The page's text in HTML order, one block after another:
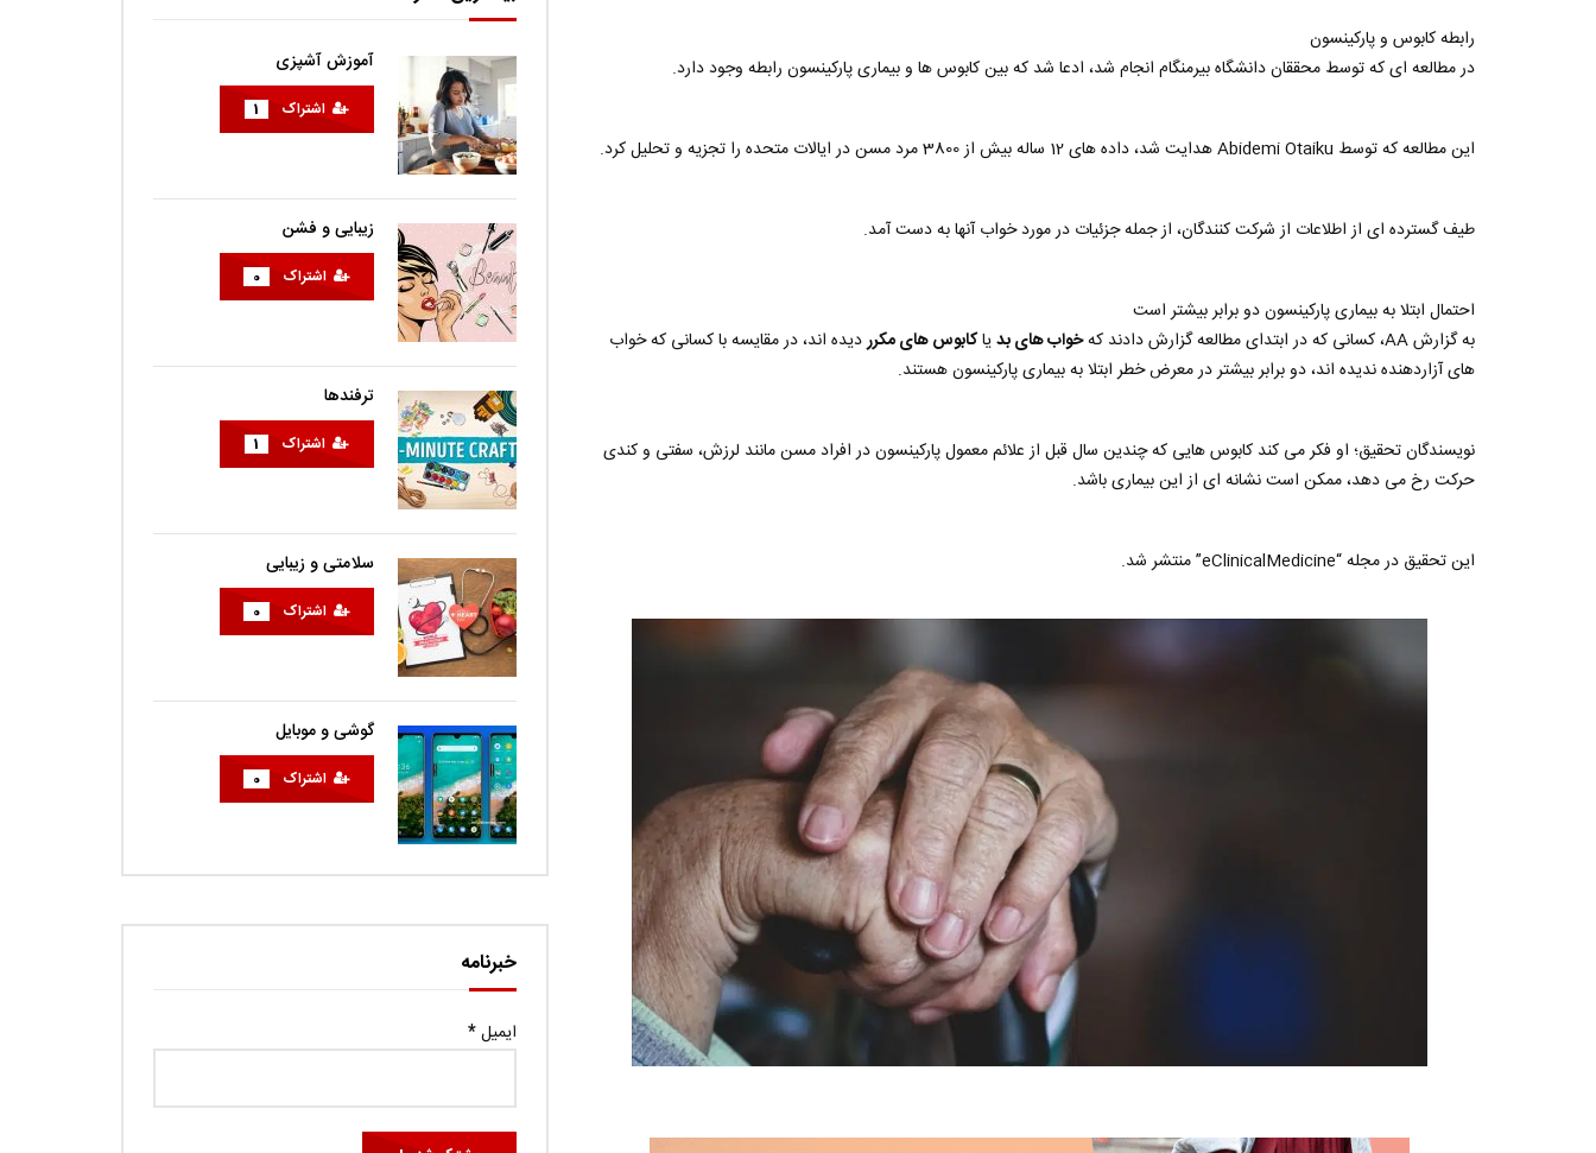
رابطه کابوس و پارکینسون
در مطالعه ای که توسط محققان دانشگاه بیرمنگام انجام شد، ادعا شد که بین کابوس ها و بیماری پارکینسون رابطه وجود دارد.
این مطالعه که توسط Abidemi Otaiku هدایت شد، داده های 12 ساله بیش از 3800 مرد مسن در ایالات متحده را تجزیه و تحلیل کرد.
طیف گسترده ای از اطلاعات از شرکت کنندگان، از جمله جزئیات در مورد خواب آنها به دست آمد.
احتمال ابتلا به بیماری پارکینسون دو برابر بیشتر است
به گزارش AA، کسانی که در ابتدای مطالعه گزارش دادند که
خواب های بدیاکابوس های مکرردیده اند، در مقایسه با کسانی که خواب
های آزاردهنده ندیده اند، دو برابر بیشتر در معرض خطر ابتلا به بیماری پارکینسون هستند.
نویسندگان تحقیق؛ او فکر می کند کابوس هایی که چندین سال قبل از علائم معمول پارکینسون در افراد مسن مانند لرزش، سفتی و کندی
حرکت رخ می دهد، ممکن است نشانه ای از این بیماری باشد.
این تحقیق در مجله “eClinicalMedicine” منتشر شد.
آموزش آشپزی
اشتراک 1
زیبایی و فشن
اشتراک 0
ترفندها
اشتراک 1
سلامتی و زیبایی
اشتراک 0
گوشی و موبایل
اشتراک 0
خبرنامه
ایمیل*